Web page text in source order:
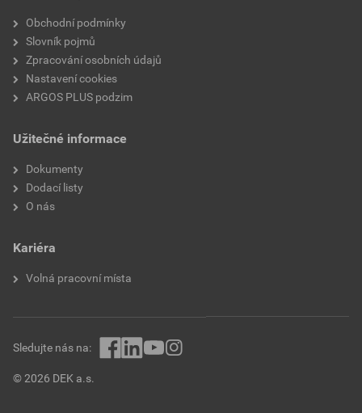
Obchodní podmínky
Slovník pojmů
Zpracování osobních údajů
Nastavení cookies
ARGOS PLUS podzim
Užitečné informace
Dokumenty
Dodací listy
O nás
Kariéra
Volná pracovní místa
© 2026 DEK a.s.
Sledujte nás na: